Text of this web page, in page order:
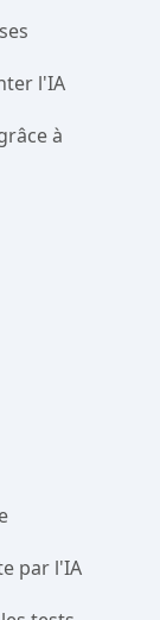
l'IA
à
par l'IA